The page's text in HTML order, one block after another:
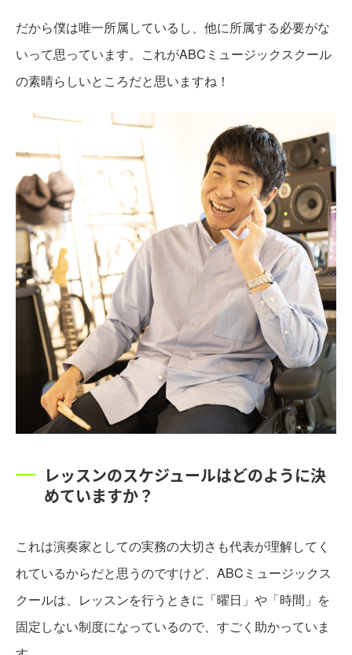
だから僕は唯一所属しているし、他に所属する必要がな
いって思っています。これがABCミュージックスクール
の素晴らしいところだと思いますね！
レッスンのスケジュールはどのように決
めていますか？
これは演奏家としての実務の大切さも代表が理解してく
れているからだと思うのですけど、ABCミュージックス
クールは、レッスンを行うときに「曜日」や「時間」を
固定しない制度になっているので、すごく助かっていま